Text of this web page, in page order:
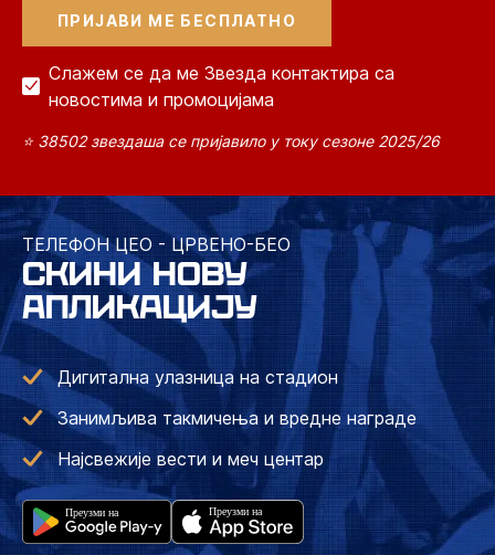
Слажем се да ме Звезда контактира са
новостима и промоцијама
⭐ 38502 звездаша се пријавило у току сезоне 2025/26
ТЕЛЕФОН ЦЕО - ЦРВЕНО-БЕО
СКИНИ НОВУ
АПЛИКАЦИЈУ
Дигитална улазница на стадион
Занимљива такмичења и вредне награде
Најсвежије вести и меч центар